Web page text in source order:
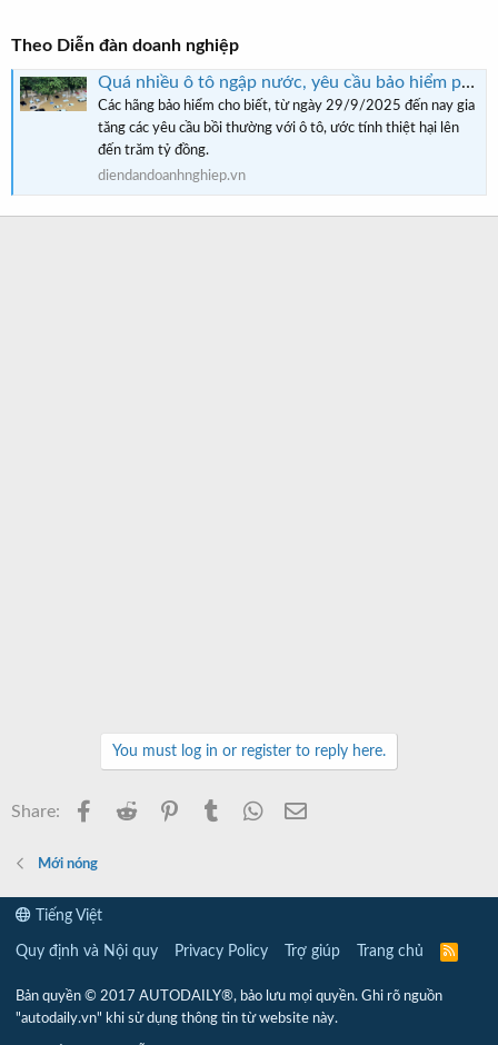
Theo Diễn đàn doanh nghiệp
Quá nhiều ô tô ngập nước, yêu cầu bảo hiểm phải bồi thường
Các hãng bảo hiểm cho biết, từ ngày 29/9/2025 đến nay gia
tăng các yêu cầu bồi thường với ô tô, ước tính thiệt hại lên
đến trăm tỷ đồng.
diendandoanhnghiep.vn
You must log in or register to reply here.
Share: Facebook
Reddit PinterestTumblr WhatsApp
Mới nóng
Tiếng Việt
Quy định và Nội quy Privacy Policy Trợ giúp Trang chủ
R
Bản quyền © 2017 AUTODAILY®, bảo lưu mọi quyền. Ghi rõ nguồn
"autodaily.vn" khi sử dụng thông tin từ website này.